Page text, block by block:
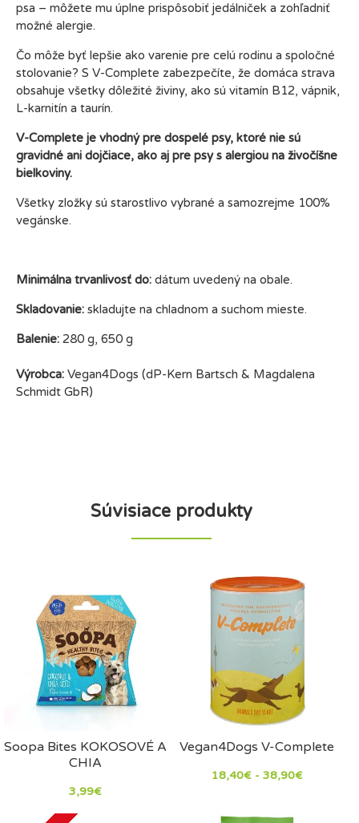
psa – môžete mu úplne prispôsobiť jedálniček a zohľadniť
možné alergie.
Čo môže byť lepšie ako varenie pre celú rodinu a spoločné
stolovanie? S V-Complete zabezpečíte, že domáca strava
obsahuje všetky dôležité živiny, ako sú vitamín B12, vápnik,
L-karnitín a taurín.
V-Complete je vhodný pre dospelé psy, ktoré nie sú
gravidné ani dojčiace, ako aj pre psy s alergiou na živočíšne
bielkoviny.
Všetky zložky sú starostlivo vybrané a samozrejme 100%
vegánske.
Minimálna trvanlivosť do: dátum uvedený na obale.
Skladovanie: skladujte na chladnom a suchom mieste.
Balenie: 280 g, 650 g
Výrobca: Vegan4Dogs (dP-Kern Bartsch & Magdalena
Schmidt GbR)
Súvisiace produkty
Soopa Bites KOKOSOVÉ A
CHIA
3,99€
Vegan4Dogs V-Complete
18,40€ - 38,90€